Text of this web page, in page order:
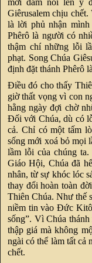
Giêrusalem chịu
là lời phủ nhận
Phêrô là người có
thậm chí những lỗi
phạt. Song Chúa
định đặt thánh Phêrô
Ðiều đó cho thấy
giờ thất vọng vì con
hằng ngày đợi chờ
Ðối với Chúa, dù có
cả. Chỉ có một tấm
sống mới xoá bỏ mọi
lầm lỗi của chúng
Giáo Hội, Chúa đã
nhân, từ sự khóc lóc
thay đổi hoàn toàn
Thiên Chúa. Như thế
niềm tin vào Ðức
sống”. Vì Chúa
thập giá mà không
ngài có thể làm tất cả
chết.